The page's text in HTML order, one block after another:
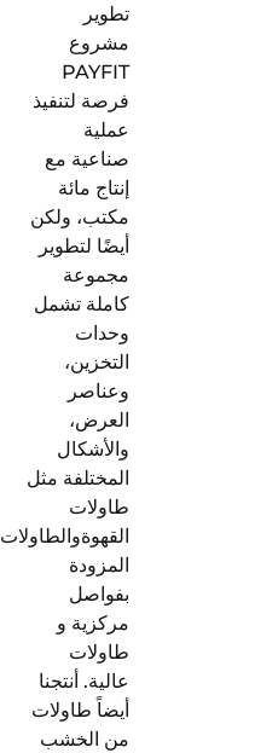
تطوير
مشروع
PAYFIT
فرصة لتنفيذ
عملية
صناعية مع
إنتاج مائة
مكتب، ولكن
أيضًا لتطوير
مجموعة
كاملة تشمل
وحدات
التخزين،
وعناصر
العرض،
والأشكال
المختلفة مثل
طاولات
القهوةوالطاولات
المزودة
بفواصل
مركزية و
طاولات
عالية. أنتجنا
أيضاً طاولات
من الخشب